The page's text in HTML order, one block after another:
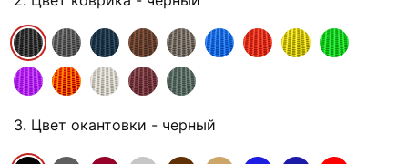
3. Цвет окантовки - черный